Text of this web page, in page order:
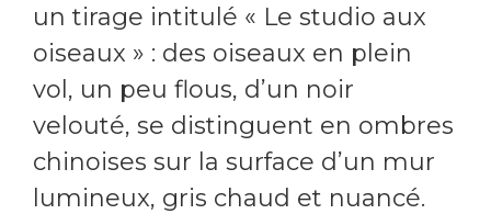
un tirage intitulé « Le studio aux
oiseaux » : des oiseaux en plein
vol, un peu flous, d’un noir
velouté, se distinguent en ombres
chinoises sur la surface d’un mur
lumineux, gris chaud et nuancé.